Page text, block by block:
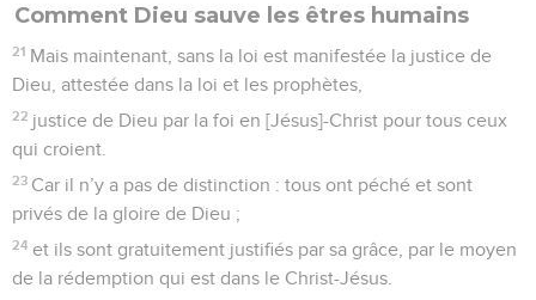
Comment Dieu sauve les êtres humains
21 Mais maintenant, sans la loi est manifestée la justice de
Dieu, attestée dans la loi et les prophètes,
22 justice de Dieu par la foi en [Jésus]-Christ pour tous ceux
qui croient.
23 Car il n’y a pas de distinction : tous ont péché et sont
privés de la gloire de Dieu ;
24 et ils sont gratuitement justifiés par sa grâce, par le moyen
de la rédemption qui est dans le Christ-Jésus.